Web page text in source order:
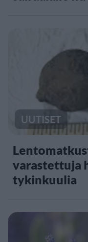
UUTISET
varastettuja
tykinkuulia